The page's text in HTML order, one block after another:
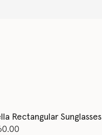
Rectangular Sunglasses